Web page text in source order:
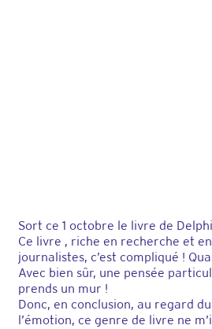
Sort ce 1 octobre le livre de
Ce livre , riche en recherche et
journalistes, c’est compliqué !
Avec bien sûr, une pensée
prends un mur !
Donc, en conclusion, au regard
l’émotion, ce genre de livre ne